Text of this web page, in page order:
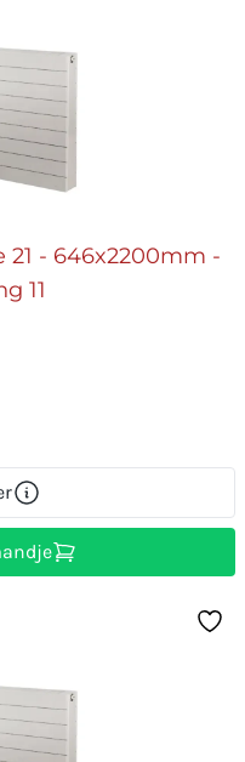
21 - 646x2200mm -
11